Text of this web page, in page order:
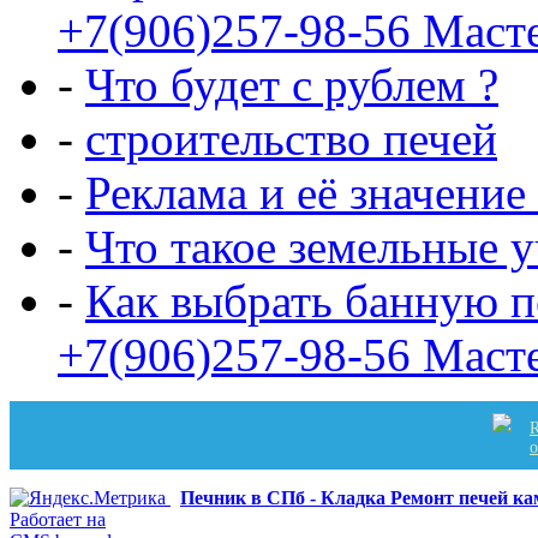
+7(906)257-98-56
- Что будет с рублем ?
- строительство печей
- Реклама и её
- Что такое земельные
- Как выбрать банную
+7(906)257-98-56
Печник в СПб - Кладка Ремонт печей
Работает на